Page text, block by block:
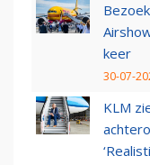
keer
30-07-
KLM